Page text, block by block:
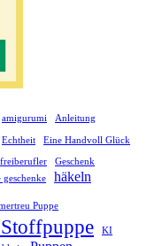
amigurumi Anleitung
Echtheit Eine Handvoll Glück
freiberufler
Geschenk
geschenke häkeln
Puppe
KI